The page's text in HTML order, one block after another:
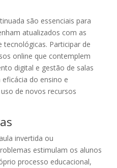
são essenciais para
atualizados com as
tecnológicas. Participar de
online que contemplem
digital e gestão de salas
do ensino e
de novos recursos
invertida ou
estimulam os alunos
processo educacional,